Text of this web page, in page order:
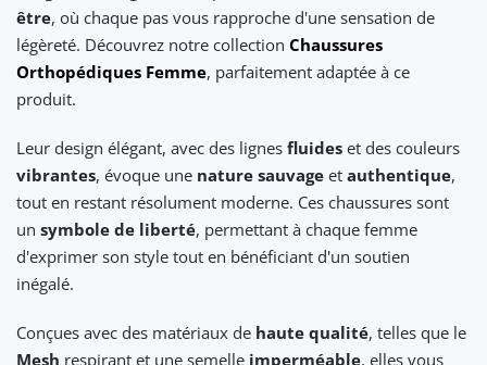
être, où chaque pas vous rapproche d'une sensation de
légèreté. Découvrez notre collection Chaussures
Orthopédiques Femme, parfaitement adaptée à ce
produit.
Leur design élégant, avec des lignes fluides et des couleurs
vibrantes, évoque une nature sauvage et authentique,
tout en restant résolument moderne. Ces chaussures sont
un symbole de liberté, permettant à chaque femme
d'exprimer son style tout en bénéficiant d'un soutien
inégalé.
Conçues avec des matériaux de haute qualité, telles que le
Mesh respirant et une semelle imperméable, elles vous